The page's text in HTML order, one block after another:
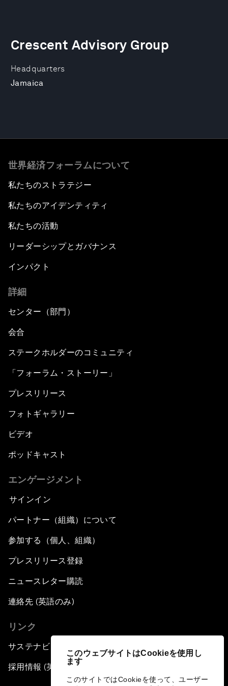
このウェブサイトはCookieを使用し
ます
このサイトではCookieを使って、ユーザー
Headquarters
Jamaica
Crescent Advisory Group
世界経済フォーラムについて
私たちのストラテジー
私たちのアイデンティティ
私たちの活動
リーダーシップとガバナンス
インパクト
詳細
センター（部門）
会合
ステークホルダーのコミュニティ
「フォーラム・ストーリー」
プレスリリース
フォトギャラリー
ビデオ
ポッドキャスト
エンゲージメント
サインイン
パートナー（組織）について
参加する（個人、組織）
プレスリリース登録
ニュースレター購読
連絡先 (英語のみ)
リンク
サステナビリティへの取り組み
採用情報 (英語のみ)